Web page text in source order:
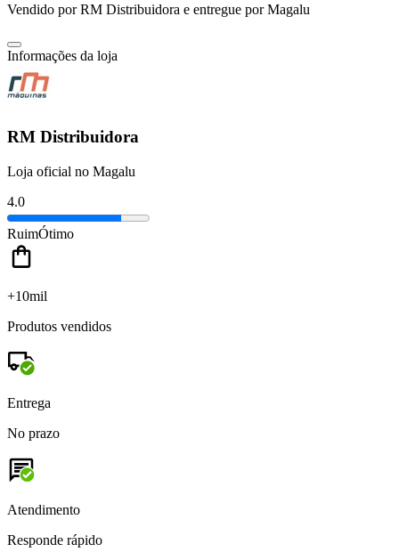
Vendido porRM Distribuidora e entregue por Magalu
Informações da loja
RM Distribuidora
Loja oficial no Magalu
4.0
RuimÓtimo
+10mil
Produtos vendidos
Entrega
No prazo
Atendimento
Responde rápido